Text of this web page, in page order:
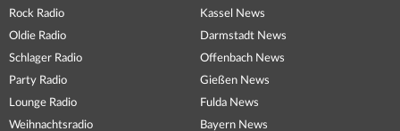
Rock Radio
Oldie Radio
Schlager Radio
Party Radio
Lounge Radio
Weihnachtsradio
Kassel News
Darmstadt News
Offenbach News
Gießen News
Fulda News
Bayern News